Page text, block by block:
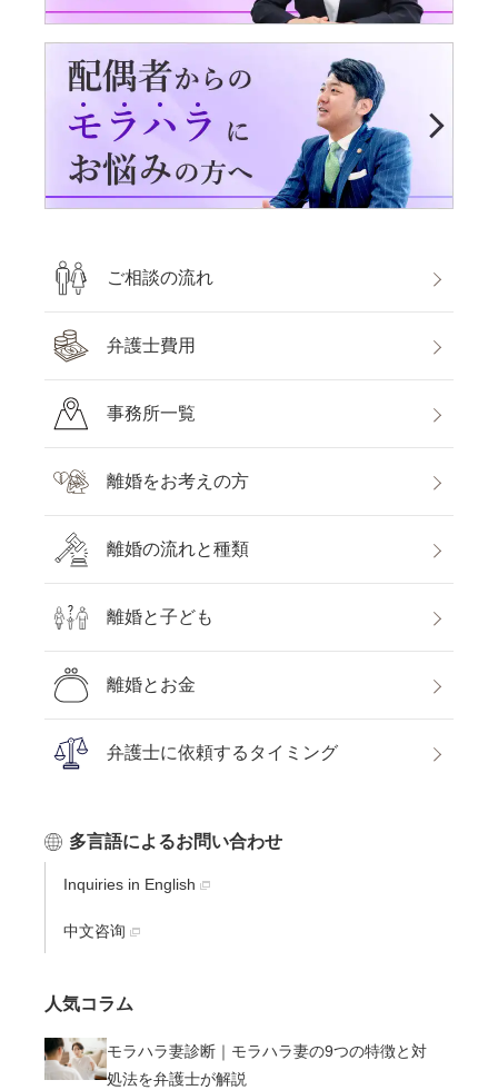
ご相談の流れ
弁護士費用
事務所一覧
離婚をお考えの方
離婚の流れと種類
離婚と子ども
離婚とお金
弁護士に依頼するタイミング
多言語によるお問い合わせ
Inquiries in English
中文咨询
人気コラム
モラハラ妻診断｜モラハラ妻の9つの特徴と対
処法を弁護士が解説